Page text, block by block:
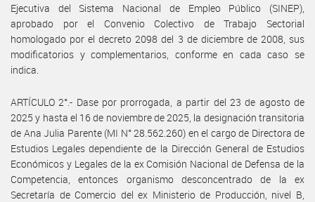
Ejecutiva del Sistema Nacional de Empleo Público (SINEP),
aprobado por el Convenio Colectivo de Trabajo Sectorial
homologado por el decreto 2098 del 3 de diciembre de 2008, sus
modificatorios y complementarios, conforme en cada caso se
indica.
ARTÍCULO 2°.- Dase por prorrogada, a partir del 23 de agosto de
2025 y hasta el 16 de noviembre de 2025, la designación transitoria
de Ana Julia Parente (MI N° 28.562.260) en el cargo de Directora de
Estudios Legales dependiente de la Dirección General de Estudios
Económicos y Legales de la ex Comisión Nacional de Defensa de la
Competencia, entonces organismo desconcentrado de la ex
Secretaría de Comercio del ex Ministerio de Producción, nivel B,